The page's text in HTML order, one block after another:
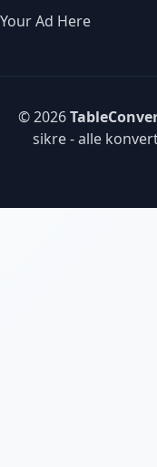
Your Ad Here
© 2026
sikre - alle